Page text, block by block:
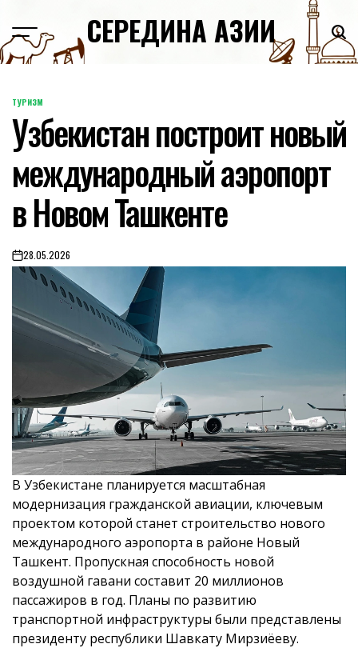
content
СЕРЕДИНА АЗИИ
POSTED
IN
ТУРИЗМ
Узбекистан построит новый
международный аэропорт
в Новом Ташкенте
on28.05.2026
В Узбекистане планируется масштабная
модернизация гражданской авиации, ключевым
проектом которой станет строительство нового
международного аэропорта в районе Новый
Ташкент. Пропускная способность новой
воздушной гавани составит 20 миллионов
пассажиров в год. Планы по развитию
транспортной инфраструктуры были представлены
президенту республики Шавкату Мирзиёеву.